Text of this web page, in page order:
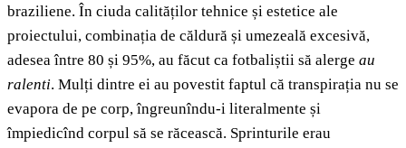
braziliene. În ciuda calităților tehnice și estetice ale
proiectului, combinația de căldură și umezeală excesivă,
adesea între 80 și 95%, au făcut ca fotbaliștii să alerge au
ralenti. Mulți dintre ei au povestit faptul că transpirația nu se
evapora de pe corp, îngreunîndu-i literalmente și
împiedicînd corpul să se răcească. Sprinturile erau